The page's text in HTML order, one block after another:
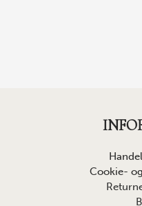
Cookie-